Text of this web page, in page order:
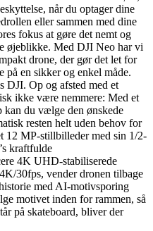
når du optager dine
eller sammen med dine
fokus at gøre det nemt og
øjeblikke. Med DJI Neo har vi
drone, der gør det let for
en sikker og enkel måde.
DJI. Op og afsted med et
ikke være nemmere: Med et
kan du vælge den ønskede
resten helt uden behov for
12 MP-stillbilleder med sin 1/2-
kraftfulde
4K UHD-stabiliserede
30fps, vender dronen tilbage
med AI-motivsporing
motivet inden for rammen, så
på skateboard, bliver der